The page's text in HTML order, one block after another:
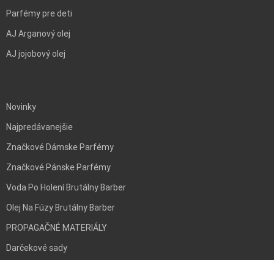
Parfémy pre deti
AJ Arganový olej
AJ jojobový olej
Novinky
Najpredávanejšie
Značkové Dámske Parfémy
Značkové Pánske Parfémy
Voda Po Holení Brutálny Barber
Olej Na Fúzy Brutálny Barber
PROPAGAČNÉ MATERIÁLY
Darčekové sady